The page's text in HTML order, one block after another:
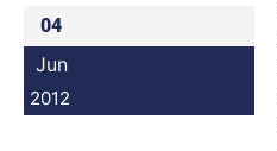
04
Jun
2012